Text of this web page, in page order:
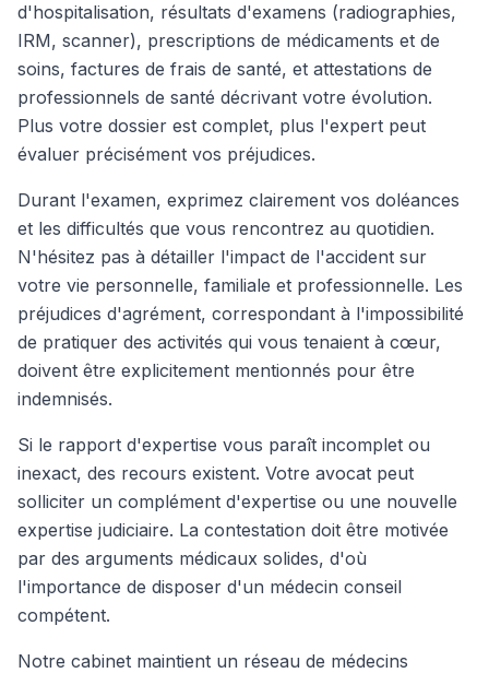
d'hospitalisation, résultats d'examens (radiographies,
IRM, scanner), prescriptions de médicaments et de
soins, factures de frais de santé, et attestations de
professionnels de santé décrivant votre évolution.
Plus votre dossier est complet, plus l'expert peut
évaluer précisément vos préjudices.
Durant l'examen, exprimez clairement vos doléances
et les difficultés que vous rencontrez au quotidien.
N'hésitez pas à détailler l'impact de l'accident sur
votre vie personnelle, familiale et professionnelle. Les
préjudices d'agrément, correspondant à l'impossibilité
de pratiquer des activités qui vous tenaient à cœur,
doivent être explicitement mentionnés pour être
indemnisés.
Si le rapport d'expertise vous paraît incomplet ou
inexact, des recours existent. Votre avocat peut
solliciter un complément d'expertise ou une nouvelle
expertise judiciaire. La contestation doit être motivée
par des arguments médicaux solides, d'où
l'importance de disposer d'un médecin conseil
compétent.
Notre cabinet maintient un réseau de médecins